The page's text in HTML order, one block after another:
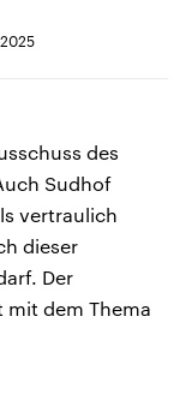
des
Sudhof
vertraulich
dieser
Der
mit dem Thema